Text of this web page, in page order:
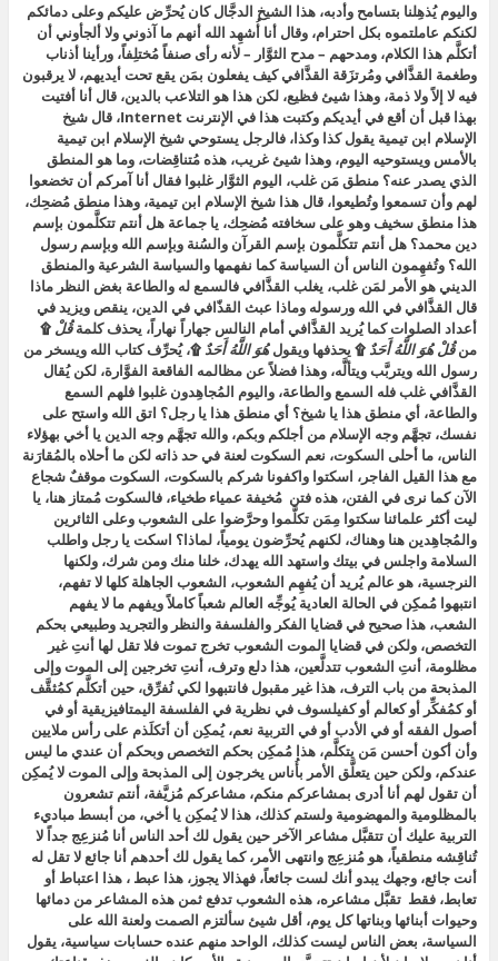
واليوم يُذهِلنا بتسامح وأدبه، هذا الشيخ الدجَّال كان يُحرِّض عليكم وعلى دمائكم
لكنكم عاملتموه بكل احترام، وقال أنا أُشهِد الله أنهم ما آذوني ولا ألجأوني أن
أتكلَّم هذا الكلام، ومدحهم – مدح الثوَّار – لأنه رأى صنفاً مُختلِفاً، ورأينا أذناب
وطغمة القذَّافي ومُرتزَقة القذَّافي كيف يفعلون بمَن يقع تحت أيديهم، لا يرقبون
فيه لا إلاً ولا ذمة، وهذا شيئ فظيع، لكن هذا هو التلاعب بالدين، قال أنا أفتيت
بهذا قبل أن أقع في أيديكم وكتبت هذا في الإنترنت Internet، قال شيخ
الإسلام ابن تيمية يقول كذا وكذا، فالرجل يستوحي شيخ الإسلام ابن تيمية
بالأمس ويستوحيه اليوم، وهذا شيئ غريب، هذه مُتناقِضات، وما هو المنطق
الذي يصدر عنه؟ منطق مَن غلب، اليوم الثوَّار غلبوا فقال أنا آمركم أن تخضعوا
لهم وأن تسمعوا وتُطيعوا، قال هذا شيخ الإسلام ابن تيمية، وهذا منطق مُضحِك،
هذا منطق سخيف وهو على سخافته مُضحِك، يا جماعة هل أنتم تتكلَّمون بإسم
دين محمد؟ هل أنتم تتكلَّمون بإسم القرآن والسُنة وبإسم الله وبإسم رسول
الله؟ وتُفهِمون الناس أن السياسة كما نفهمها والسياسة الشرعية والمنطق
الديني هو الأمر لمَن غلب، يغلب القذَّافي فالسمع له والطاعة بغض النظر ماذا
قال القذَّافي في الله ورسوله وماذا عبث القذّافي في الدين، ينقص ويزيد في
أعداد الصلوات كما يُريد القذَّافي أمام النالس جهاراً نهاراً، يحذف كلمةقُلْ ۩
من قُلْ هُوَ اللَّهُ أَحَدٌ۩ يحذفها ويقول هُوَ اللَّهُ أَحَدٌ۩، يُحرِّف كتاب الله ويسخر من
رسول الله ويتربَّب ويتألَّه، وهذا فضلاً عن مظالمه الفاقعة الفوَّارة، لكن يُقال
القذَّافي غلب فله السمع والطاعة، واليوم المُجاهِدون غلبوا فلهم السمع
والطاعة، أي منطق هذا يا شيخ؟ أي منطق هذا يا رجل؟ اتق الله واستح على
نفسك، تجهَّم وجه الإسلام من أجلكم وبكم، والله تجهَّم وجه الدين يا أخي بهؤلاء
الناس، ما أحلى السكوت، نعم السكوت لعنة في حد ذاته لكن ما أحلاه بالمُقارَنة
مع هذا القيل الفاجر، اسكتوا واكفونا شركم بالسكوت، السكوت موقفٌ شجاع
الآن كما نرى في الفتن، هذه فتن مُخيفة عمياء طخياء، فالسكوت مُمتاز هنا، يا
ليت أكثر علمائنا سكتوا مِمَن تكلَّموا وحرَّضوا على الشعوب وعلى الثائرين
والمُجاهِدين هنا وهناك، لكنهم يُحرِّضون يومياً، لماذا؟ اسكت يا رجل واطلب
السلامة واجلس في بيتك واستهد الله يهدك، خلنا منك ومن شرك، ولكنها
النرجسية، هو عالم يُريد أن يُفهِم الشعوب، الشعوب الجاهلة كلها لا تفهم،
انتبهوا مُمكِن في الحالة العادية يُوجِّه العالم شعباً كاملاً ويفهم ما لا يفهم
الشعب، هذا صحيح في قضايا الفكر والفلسفة والنظر والتجريد وطبيعي بحكم
التخصص، ولكن في قضايا الموت الشعوب تخرج تموت فلا تقل لها أنتِ غير
مظلومة، أنتِ الشعوب تتدلَّعين، هذا دلع وترف، أنتِ تخرجين إلى الموت وإلى
المذبحة من باب الترف، هذا غير مقبول فانتبهوا لكي نُفرِّق، حين أتكلَّم كمُثقَّف
أو كمُفكِّر أو كعالم أو كفيلسوف في نظرية في الفلسفة اليمتافيزيقية أو في
أصول الفقه أو في الأدب أو في التربية نعم، يُمكِن أن أتكلَذم على رأس ملايين
وأن أكون أحسن مَن يتكلَّم، هذا مُمكِن بحكم التخصص وبحكم أن عندي ما ليس
عندكم، ولكن حين يتعلَّق الأمر بأُناس يخرجون إلى المذبحة وإلى الموت لا يُمكِن
أن تقول لهم أنا أدرى بمشاعركم منكم، مشاعركم مُزيَّفة، أنتم تشعرون
بالمظلومية والمهضومية ولستم كذلك، هذا لا يُمكِن يا أخي، من أبسط مباديء
التربية عليك أن تتقبَّل مشاعر الآخر حين يقول لك أحد الناس أنا مُنزعِج جداً لا
تُناقِشه منطقياً، هو مُنزعِج وانتهى الأمر، كما يقول لك أحدهم أنا جائع لا تقل له
أنت جائع، وجهك يبدو أنك لست جائعاً، فهذالا يجوز، هذا عبط ، هذا اعتباط أو
تعابط، فقط تقبَّل مشاعره، هذه الشعوب تدفع ثمن هذه المشاعر من دمائها
وحيوات أبنائها وبناتها كل يوم، أقل شيئ سألتزم الصمت ولعنة الله على
السياسة، بعض الناس ليست كذلك، الواحد منهم عنده حسابات سياسية، يقول